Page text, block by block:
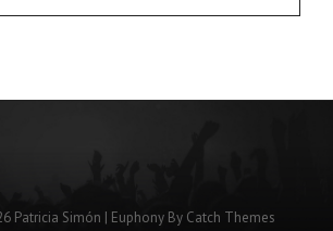
HASTA
Patricia Simón | Euphony By Catch Themes